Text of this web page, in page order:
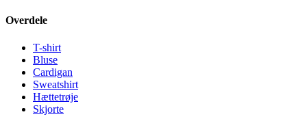
Overdele
T-shirt
Bluse
Cardigan
Sweatshirt
Hættetrøje
Skjorte